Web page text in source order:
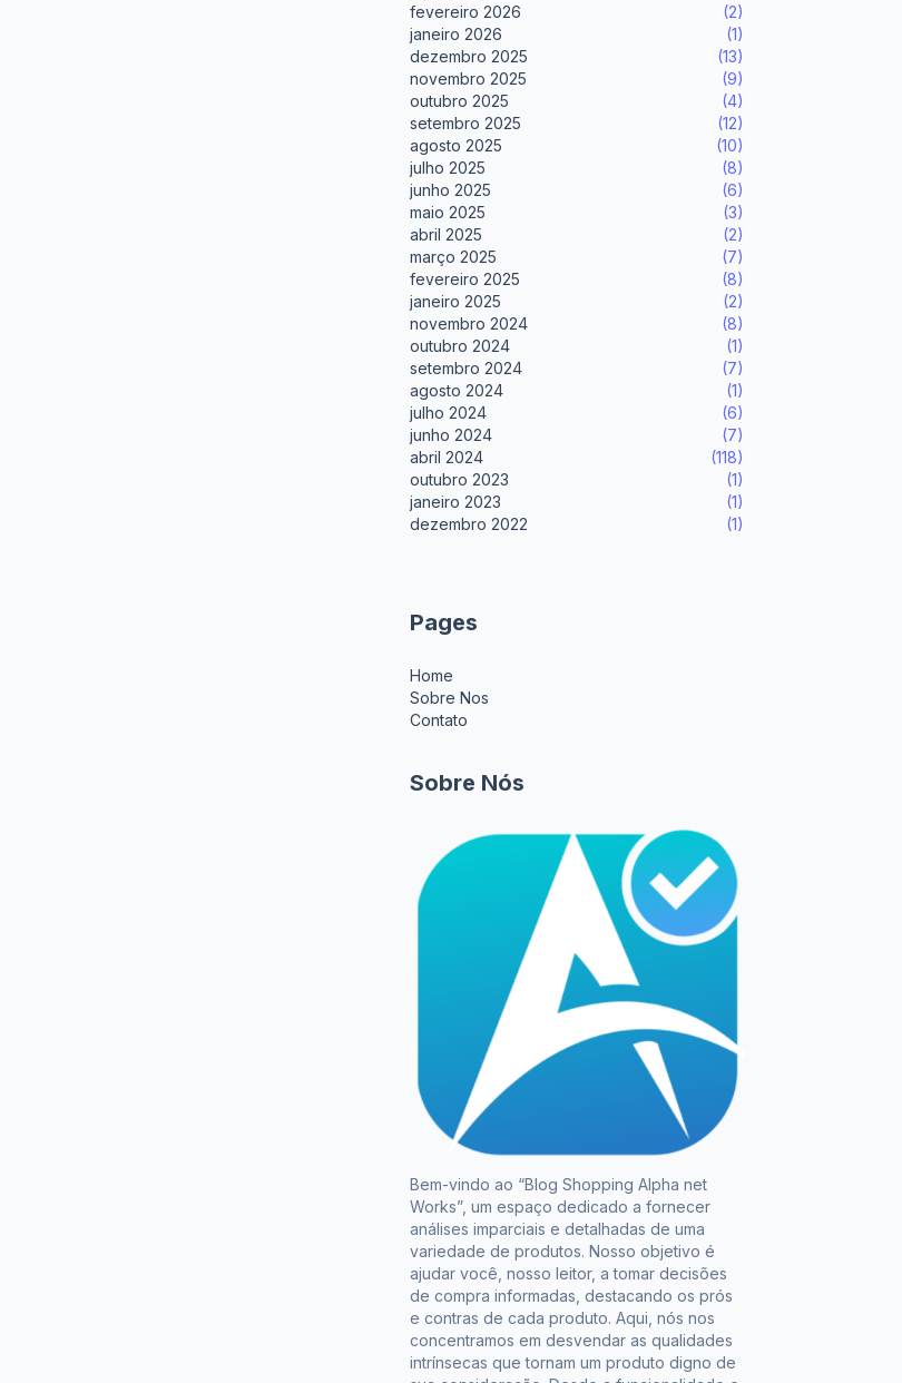
fevereiro 2026
(2)
janeiro 2026
(1)
dezembro 2025
(13)
novembro 2025
(9)
outubro 2025
(4)
setembro 2025
(12)
agosto 2025
(10)
julho 2025
(8)
junho 2025
(6)
maio 2025
(3)
abril 2025
(2)
março 2025
(7)
fevereiro 2025
(8)
janeiro 2025
(2)
novembro 2024
(8)
outubro 2024
(1)
setembro 2024
(7)
agosto 2024
(1)
julho 2024
(6)
junho 2024
(7)
abril 2024
(118)
outubro 2023
(1)
janeiro 2023
(1)
dezembro 2022
(1)
Pages
Home
Sobre Nos
Contato
Sobre Nós
Bem-vindo ao “Blog Shopping Alpha net
Works”, um espaço dedicado a fornecer
análises imparciais e detalhadas de uma
variedade de produtos. Nosso objetivo é
ajudar você, nosso leitor, a tomar decisões
de compra informadas, destacando os prós
e contras de cada produto. Aqui, nós nos
concentramos em desvendar as qualidades
intrínsecas que tornam um produto digno de